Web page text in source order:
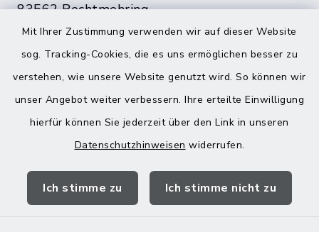
Mit Ihrer Zustimmung verwenden wir auf dieser Website
sog. Tracking-Cookies, die es uns ermöglichen besser zu
verstehen, wie unsere Website genutzt wird. So können wir
unser Angebot weiter verbessern. Ihre erteilte Einwilligung
hierfür können Sie jederzeit über den Link in unseren
Datenschutzhinweisen widerrufen.
Ich stimme zu Ich stimme nicht zu
83562 Rechtmehring
08076 499
08076 8595
poststelle@vg-maitenbeth.de
Landratsamt Mühldorf